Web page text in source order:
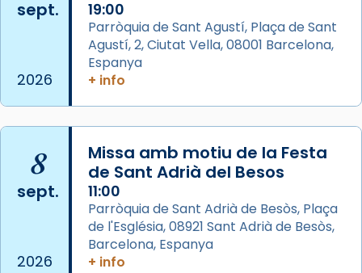
Aquest dilluns, 27 de juliol, ha tingut lloc la
missa d’acció de gràcies en agraïment al
comitè organitzador de la visita apostòlica
del Sant Pare Lleó XIV a Barcelona, i als
L’arquebisbe de Barcelona, el cardenal Joan
Josep Omella, ha presidit la missa i l’ha
concelebrat el bisbe auxiliar de Barcelona,
Mons. David Abadías.
📸 Dr. G. Simón
View on Facebook ·
sept.
2026
19:00
Parròquia de Sant Agustí, Plaça de Sant
Agustí, 2, Ciutat Vella, 08001 Barcelona,
Espanya
+ info
8
sept.
2026
Missa amb motiu de la Festa
de Sant Adrià del Besos
11:00
Parròquia de Sant Adrià de Besòs, Plaça
de l'Església, 08921 Sant Adrià de Besòs,
Barcelona, Espanya
+ info